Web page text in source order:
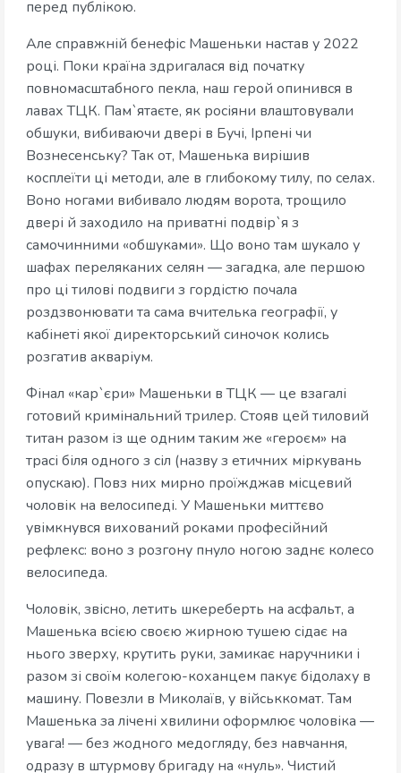
перед публікою.
Але справжній бенефіс Машеньки настав у 2022
році. Поки країна здригалася від початку
повномасштабного пекла, наш герой опинився в
лавах ТЦК. Пам`ятаєте, як росіяни влаштовували
обшуки, вибиваючи двері в Бучі, Ірпені чи
Вознесенську? Так от, Машенька вирішив
косплеїти ці методи, але в глибокому тилу, по селах.
Воно ногами вибивало людям ворота, трощило
двері й заходило на приватні подвір`я з
самочинними «обшуками». Що воно там шукало у
шафах переляканих селян — загадка, але першою
про ці тилові подвиги з гордістю почала
роздзвонювати та сама вчителька географії, у
кабінеті якої директорський синочок колись
розгатив акваріум.
Фінал «кар`єри» Машеньки в ТЦК — це взагалі
готовий кримінальний трилер. Стояв цей тиловий
титан разом із ще одним таким же «героєм» на
трасі біля одного з сіл (назву з етичних міркувань
опускаю). Повз них мирно проїжджав місцевий
чоловік на велосипеді. У Машеньки миттєво
увімкнувся вихований роками професійний
рефлекс: воно з розгону пнуло ногою заднє колесо
велосипеда.
Чоловік, звісно, летить шкереберть на асфальт, а
Машенька всією своєю жирною тушею сідає на
нього зверху, крутить руки, замикає наручники і
разом зі своїм колегою-коханцем пакує бідолаху в
машину. Повезли в Миколаїв, у військкомат. Там
Машенька за лічені хвилини оформлює чоловіка —
увага! — без жодного медогляду, без навчання,
одразу в штурмову бригаду на «нуль». Чистий